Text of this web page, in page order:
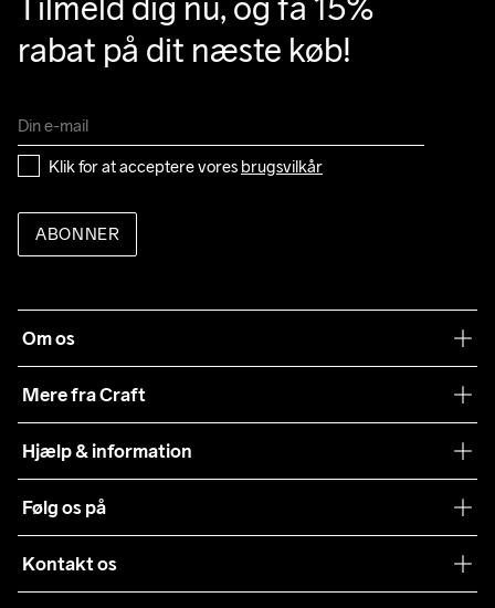
rabat på dit næste køb!
Klik for at acceptere vores brugsvilkår
ABONNER
Om os
Mere fra Craft
Samarbejder
Presse
Sustainability
Hjælp & information
Levering
Kundeservice
Følg os på
Kontakt os